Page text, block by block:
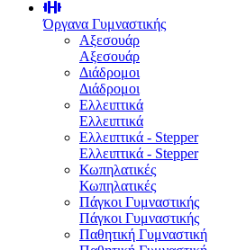
Όργανα Γυμναστικής
Αξεσουάρ
Αξεσουάρ
Διάδρομοι
Διάδρομοι
Ελλειπτικά
Ελλειπτικά
Ελλειπτικά - Stepper
Ελλειπτικά - Stepper
Κωπηλατικές
Κωπηλατικές
Πάγκοι Γυμναστικής
Πάγκοι Γυμναστικής
Παθητική Γυμναστική